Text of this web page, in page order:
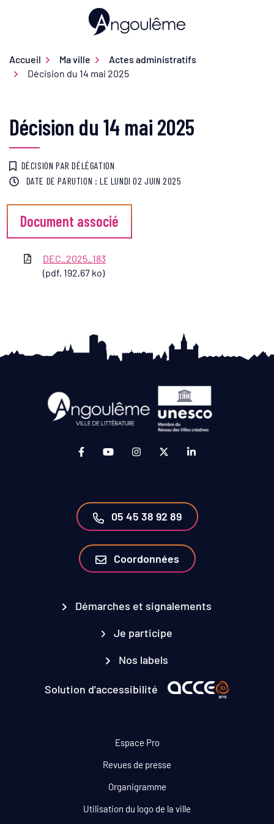
Ville d'Angoulême
Accueil Ma ville
Actes administratifs
Décision du 14 mai 2025
Décision du 14 mai 2025
DÉCISION PAR DÉLÉGATION
DATE DE PARUTION : LE LUNDI 02 JUIN 2025
Document associé
DEC_2025_183
(pdf, 192,67 ko)
Lien vers le compte Facebook (ouverture
Lien vers la chaîne Youtube
Lien vers le compte
Lien vers le compte
Lien vers le
05 45 38 92 89
Coordonnées
Démarches et signalements
Je participe
Nos labels
Solution d'accessibilité
Espace Pro
Revues de presse
Organigramme
Utilisation du logo de la ville